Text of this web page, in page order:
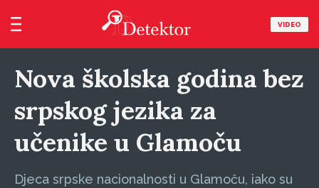
VIDEO
Nova školska godina bez
srpskog jezika za
učenike u Glamoču
Djeca srpske nacionalnosti u Glamoču, iako su